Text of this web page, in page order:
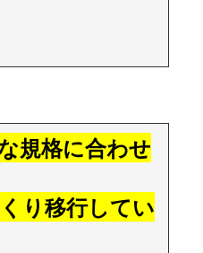
規格に合わせ
り移行してい